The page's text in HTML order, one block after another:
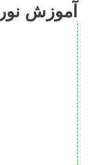
آموزش